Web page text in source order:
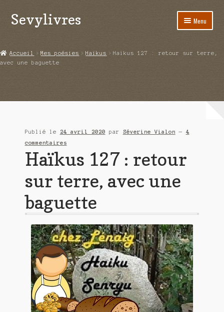
Aller
Aller
au
Sevylivres Menu
A l’abri de la différence trilogie
Au nom de la justice
Boutique
Commande
De(s)tracteur réduit au silence
Enlèvement rêvé
Entre père et fils
Accueil Mes poésies Haïkus
Haïkus 127 : retour sur terre,
avec une baguette
Publié le 24 avril 2020 par Séverine Vialon — 4
commentaires
Haïkus 127 : retour
sur terre, avec une
baguette